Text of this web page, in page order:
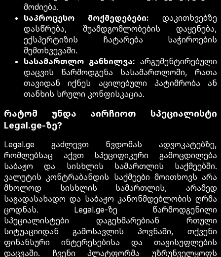
მოძიება.
საპროცესო მოქმედებები: დაკითხვებზე
დასწრება, შუამდგომლობების დაყენება,
ექსპერტიზის ჩატარება საჭიროების
შემთხვევაში.
სასამართლო განხილვა: არგუმენტირებული
დაცვის წარმოდგენა სასამართლოში, რათა
თავიდან იქნეს აცილებული პატიმრობა ან
თანხის სრული კონფისკაცია.
რატომ უნდა აირჩიოთ სპეციალისტი
Legal.ge-ზე?
Legal.ge გაძლევთ წვდომას ადვოკატებზე,
რომლებსაც აქვთ სპეციფიკური გამოცდილება
საბაჟო და სისხლის სამართლის საქმეებში.
ვალუტის კონტრაბანდის საქმეები მოითხოვს არა
მხოლოდ სისხლის სამართლის, არამედ
საგადასახადო და საბაჟო კანონმდებლობის ღრმა
ცოდნას. Legal.ge-ზე წარმოდგენილი
სპეციალისტები დაგეხმარებიან რთული
სიტუაციიდან გამოსავლის პოვნაში, თქვენი
ფინანსური ინტერესებისა და თავისუფლების
დაცვაში. ჩვენი პლატფორმა უზრუნველყოფს